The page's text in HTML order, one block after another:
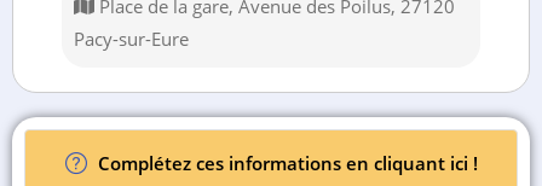
Place de la gare, Avenue des Poilus, 27120
Pacy-sur-Eure
Complétez ces informations en cliquant ici !